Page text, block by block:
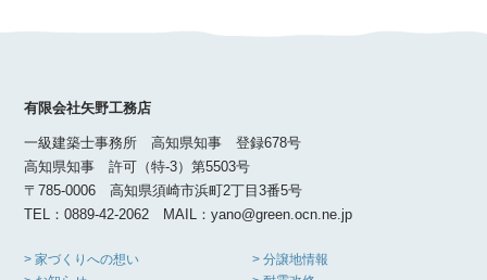
有限会社矢野工務店
一級建築士事務所 高知県知事 登録678号
高知県知事 許可（特-3）第5503号
〒785-0006 高知県須崎市浜町2丁目3番5号
TEL：0889-42-2062 MAIL：yano@green.ocn.ne.jp
> 家づくりへの想い
> 分譲地情報